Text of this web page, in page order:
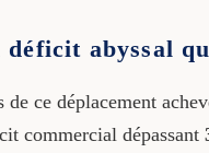
déficit abyssal
de ce déplacement
commercial dépassant